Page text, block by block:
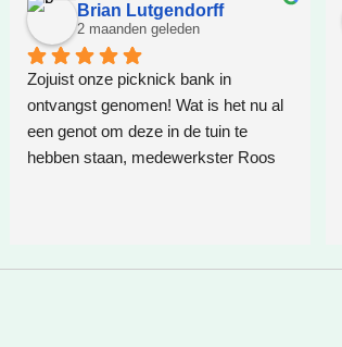
Brian Lutgendorff
2 maanden geleden
Zojuist onze picknick bank in
ontvangst genomen! Wat is het nu al
een genot om deze in de tuin te
hebben staan, medewerkster Roos